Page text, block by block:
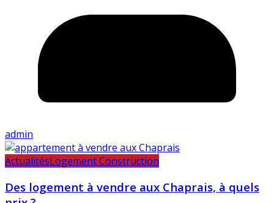
admin
ActualitésLogement Construction
Des logement à vendre aux Chaprais, à quels